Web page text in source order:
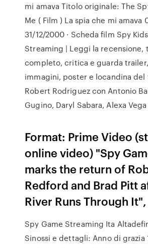
mi amava Titolo originale: The
Me ( Film ) La spia che mi amava
31/12/2000 · Scheda film Spy
Streaming | Leggi la recensione,
completo, critica e guarda
immagini, poster e locandina
Robert Rodriguez con Antonio
Gugino, Daryl Sabara, Alexa Vega
Format: Prime Video
online video) "Spy
marks the return of
Redford and Brad Pitt
River Runs Through
Spy Game Streaming Ita
Sinossi e dettagli: Anno di grazia